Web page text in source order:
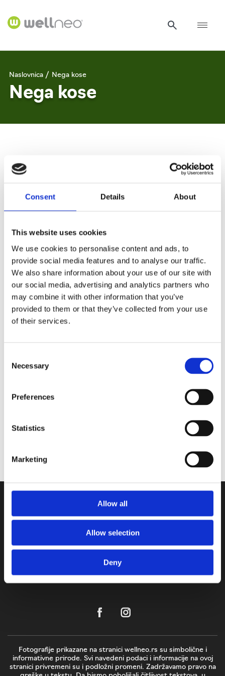
Consent Details About
This website uses cookies
We use cookies to personalise content and ads, to
provide social media features and to analyse our traffic.
We also share information about your use of our site with
our social media, advertising and analytics partners who
may combine it with other information that you’ve
provided to them or that they’ve collected from your use
of their services.
Selection
Necessary
Preferences
Statistics
Marketing
Allow all
Allow selection
Deny
Naslovnica / Nega kose
Nega kose
Wellneo Ionique AirFlow –
Wellneo Ionique ProDry –
Održite zdravlje vrata i kičme uz nekoliko
jednostavnih trikova
Fotografije prikazane na stranici wellneo.rs su simbolične i
informativne prirode. Svi navedeni podaci i informacije na ovoj
stranici privremeni su i podložni promeni. Zadržavamo pravo na